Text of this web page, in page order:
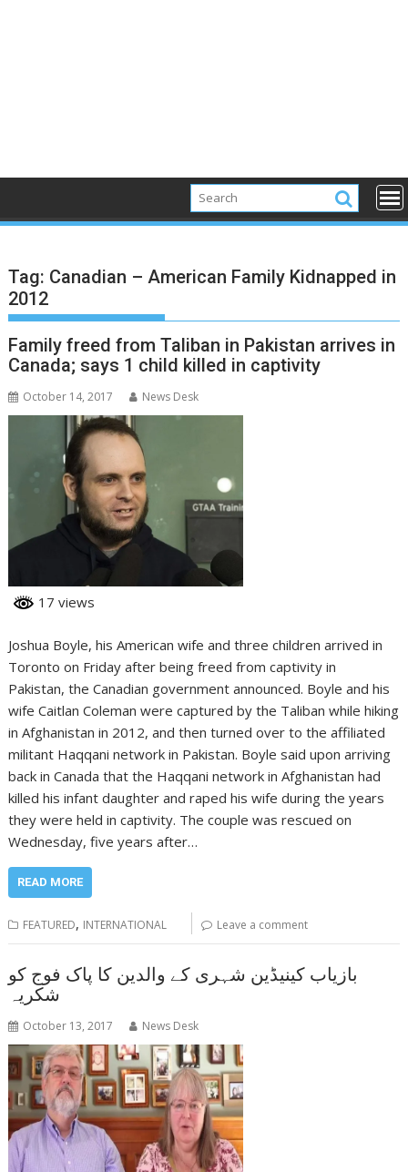
Tag: Canadian – American Family Kidnapped in
2012
Family freed from Taliban in Pakistan arrives in
Canada; says 1 child killed in captivity
October 14, 2017 News Desk
17 views
Joshua Boyle, his American wife and three children arrived in
Toronto on Friday after being freed from captivity in
Pakistan, the Canadian government announced. Boyle and his
wife Caitlan Coleman were captured by the Taliban while hiking
in Afghanistan in 2012, and then turned over to the affiliated
militant Haqqani network in Pakistan. Boyle said upon arriving
back in Canada that the Haqqani network in Afghanistan had
killed his infant daughter and raped his wife during the years
they were held in captivity. The couple was rescued on
Wednesday, five years after…
READ MORE
FEATURED, INTERNATIONAL Leave a comment
بازیاب کینیڈین شہری کے والدین کا پاک فوج کو
شکریہ
October 13, 2017 News Desk